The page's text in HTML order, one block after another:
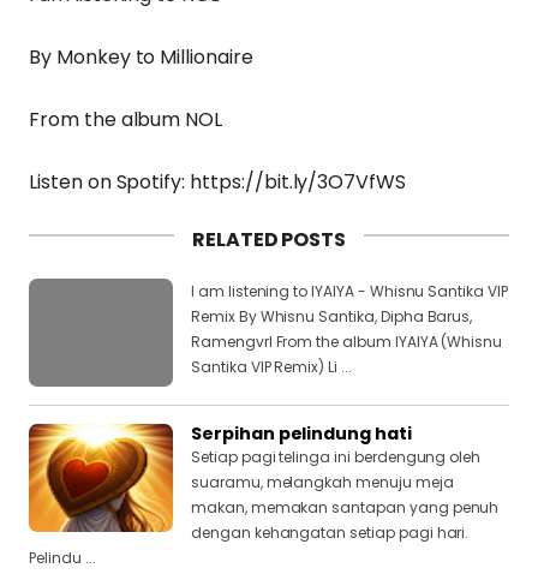
By Monkey to Millionaire
From the album NOL
Listen on Spotify: https://bit.ly/3O7VfWS
RELATED POSTS
I am listening to IYAIYA - Whisnu Santika VIP
Remix By Whisnu Santika, Dipha Barus,
Ramengvrl From the album IYAIYA (Whisnu
Santika VIP Remix) Li ...
Serpihan pelindung hati
Setiap pagi telinga ini berdengung oleh
suaramu, melangkah menuju meja
makan, memakan santapan yang penuh
dengan kehangatan setiap pagi hari.
Pelindu ...